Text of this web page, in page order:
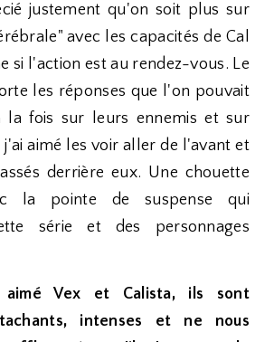
justement qu'on soit plus sur
avec les capacités de Cal
si l'action est au rendez-vous. Le
les réponses que l'on pouvait
la fois sur leurs ennemis et sur
aimé les voir aller de l'avant et
derrière eux. Une chouette
la pointe de suspense qui
série et des personnages
Vex et Calista, ils sont
intenses et ne nous